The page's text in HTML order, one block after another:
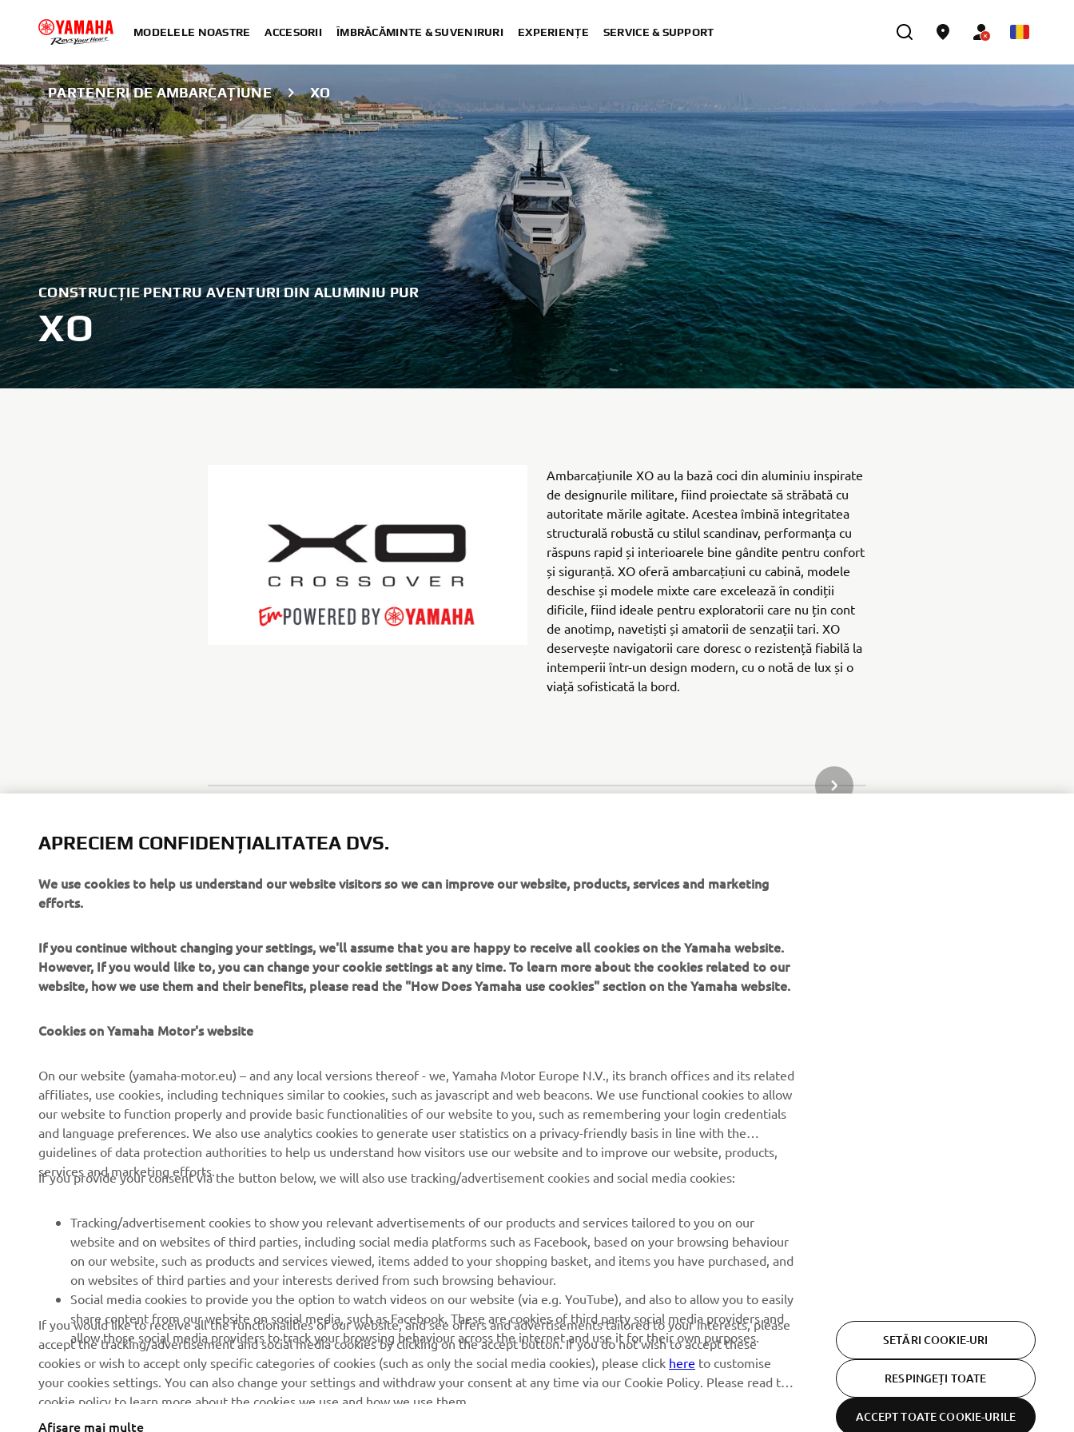
MODELELE NOASTRE ACCESORII ÎMBRĂCĂMINTE & SUVENIRURI EXPERIENȚE SERVICE & SUPPORT
PARTENERI DE AMBARCAȚIUNE XO
CONSTRUCȚIE PENTRU AVENTURI DIN ALUMINIU PUR
XO
Ambarcațiunile XO au la bază coci din aluminiu inspirate
de designurile militare, fiind proiectate să străbată cu
autoritate mările agitate. Acestea îmbină integritatea
structurală robustă cu stilul scandinav, performanța cu
răspuns rapid și interioarele bine gândite pentru confort
și siguranță. XO oferă ambarcațiuni cu cabină, modele
deschise și modele mixte care excelează în condiții
dificile, fiind ideale pentru exploratorii care nu țin cont
de anotimp, navetiști și amatorii de senzații tari. XO
deservește navigatorii care doresc o rezistență fiabilă la
intemperii într-un design modern, cu o notă de lux și o
viață sofisticată la bord.
URMĂTORUL ARTICOL DIN GALERIE
SITE-UL WEB OFICIAL XO
CORPORATE
Știri
Evenimente
Broșuri
Lucrul la Yamaha
Deveniți un dealer
Politica de bază privind
sustenabilitatea
omului
Canal de Reclamații
PENTRU BUSINESS
Sisteme eBike
Autorități
Terenuri de golf
Școli de șoferi
Robotics
Parteneriate
Informații tehnice pentru
distribuitorii
independenți
Yamalube Safety Data
MAI MULTE YAMAHA
Yamaha Music
Yamaha Racing
Aplicații mobile
SUPORT
Rezervați o întreținere
Localizare Dealer
Gestionarea bateriilor
uzate
BULETIN INFORMATIV
Fii primul care află despre cele mai recente oferte, evenimente
speciale, lansări noi și multe altele.
Citiți Politica noastră de confidențialitate pentru a afla cum vă
procesăm datele personale:
APRECIEM CONFIDENȚIALITATEA DVS.
We use cookies to help us understand our website visitors so we can improve our website, products, services and marketing
efforts.
If you continue without changing your settings, we'll assume that you are happy to receive all cookies on the Yamaha website.
However, If you would like to, you can change your cookie settings at any time. To learn more about the cookies related to our
website, how we use them and their benefits, please read the "How Does Yamaha use cookies" section on the Yamaha website.
Cookies on Yamaha Motor's website
On our website (yamaha-motor.eu) – and any local versions thereof - we, Yamaha Motor Europe N.V., its branch offices and its related
affiliates, use cookies, including techniques similar to cookies, such as javascript and web beacons. We use functional cookies to allow
our website to function properly and provide basic functionalities of our website to you, such as remembering your login credentials
and language preferences. We also use analytics cookies to generate user statistics on a privacy-friendly basis in line with the
guidelines of data protection authorities to help us understand how visitors use our website and to improve our website, products,
services and marketing efforts.
If you provide your consent via the button below, we will also use tracking/advertisement cookies and social media cookies:
Tracking/advertisement cookies to show you relevant advertisements of our products and services tailored to you on our
website and on websites of third parties, including social media platforms such as Facebook, based on your browsing behaviour
on our website, such as products and services viewed, items added to your shopping basket, and items you have purchased, and
on websites of third parties and your interests derived from such browsing behaviour.
Social media cookies to provide you the option to watch videos on our website (via e.g. YouTube), and also to allow you to easily
share content from our website on social media, such as Facebook. These are cookies of third party social media providers and
allow those social media providers to track your browsing behaviour across the internet and use it for their own purposes.
If you would like to receive all the functionalities of our website, and see offers and advertisements tailored to your interests, please
accept the tracking/advertisement and social media cookies by clicking on the accept button. If you do not wish to accept these
cookies or wish to accept only specific categories of cookies (such as only the social media cookies), please click here
to customise
your cookies settings. You can also change your settings and withdraw your consent at any time via our Cookie Policy. Please read this
cookie policy to learn more about the cookies we use and how we use them.
Afișare mai multe
SETĂRI COOKIE-URI
RESPINGEȚI TOATE
ACCEPT TOATE COOKIE-URILE